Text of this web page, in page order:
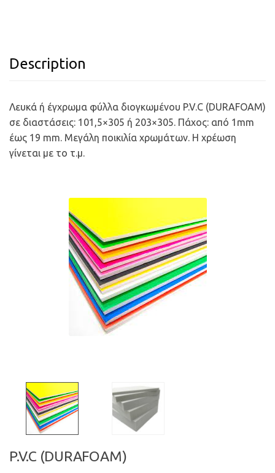
Description
Λευκά ή έγχρωμα φύλλα διογκωμένου P.V.C (DURAFOAM)
σε διαστάσεις: 101,5×305 ή 203×305. Πάχος: από 1mm
έως 19 mm. Μεγάλη ποικιλία χρωμάτων. Η χρέωση
γίνεται με το τ.μ.
P.V.C (DURAFOAM)